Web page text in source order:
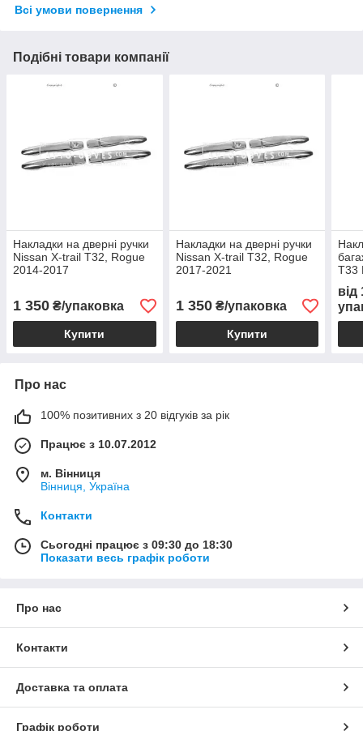
Всі умови повернення
Подібні товари компанії
Накладки на дверні ручки
Nissan X-trail T32, Rogue
2014-2017
1 350 ₴/упаковка
Купити
Накладки на дверні ручки
Nissan X-trail T32, Rogue
2017-2021
1 350₴/упаковка
Купити
T33
від
Про нас
100% позитивних з 20 відгуків за рік
Працює з 10.07.2012
м. Вінниця
Вінниця, Україна
Контакти
Сьогодні працює з 09:30 до 18:30
Показати весь графік роботи
Про нас
Контакти
Доставка та оплата
Графік роботи